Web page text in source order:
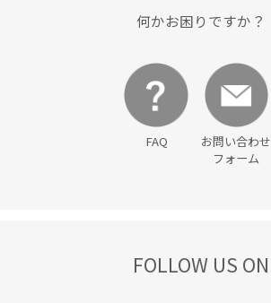
何かお困りですか？
FAQ
お問い合わせ
フォーム
FOLLOW US ON